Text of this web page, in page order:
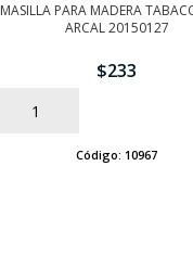
MASILLA PARA MADERA
ARCAL 20150127
$233
AÑADIR
Código:10967